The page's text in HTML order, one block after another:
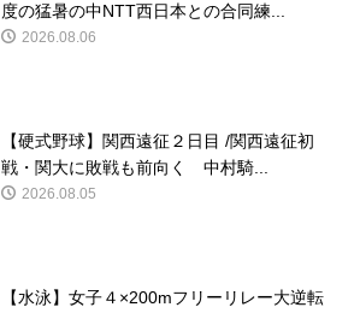
度の猛暑の中NTT西日本との合同練...
2026.08.06
【硬式野球】関西遠征２日目 /関西遠征初
戦・関大に敗戦も前向く 中村騎...
2026.08.05
【水泳】女子４×200mフリーリレー大逆転